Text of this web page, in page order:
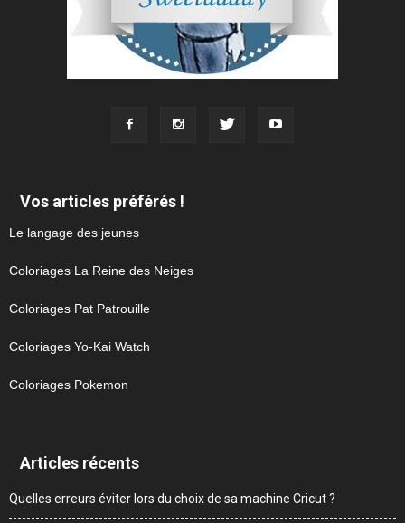
Vos articles préférés !
Le langage des jeunes
Coloriages La Reine des Neiges
Coloriages Pat Patrouille
Coloriages Yo-Kai Watch
Coloriages Pokemon
Articles récents
Quelles erreurs éviter lors du choix de sa machine Cricut ?